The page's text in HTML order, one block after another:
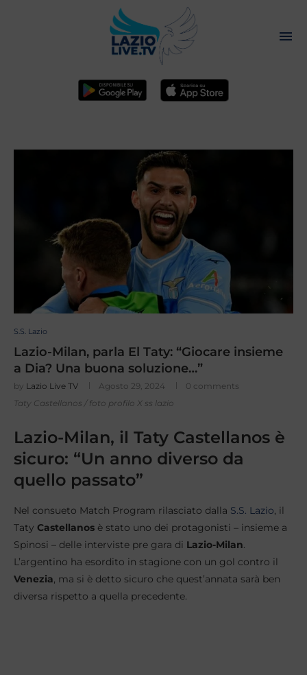
S.S. Lazio
Lazio-Milan, parla El Taty: “Giocare insieme
a Dia? Una buona soluzione…”
by Lazio Live TV Agosto 29, 2024
0 comments
Taty Castellanos / foto profilo X ss lazio
Lazio-Milan, il Taty Castellanos è
sicuro: “Un anno diverso da
quello passato”
Nel consueto Match Program rilasciato dalla S.S. Lazio, il
Taty Castellanos è stato uno dei protagonisti – insieme a
Spinosi – delle interviste pre gara di Lazio-Milan.
L’argentino ha esordito in stagione con un gol contro il
Venezia, ma si è detto sicuro che quest’annata sarà ben
diversa rispetto a quella precedente.